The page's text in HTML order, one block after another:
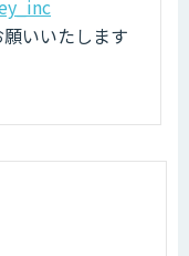
いいたします